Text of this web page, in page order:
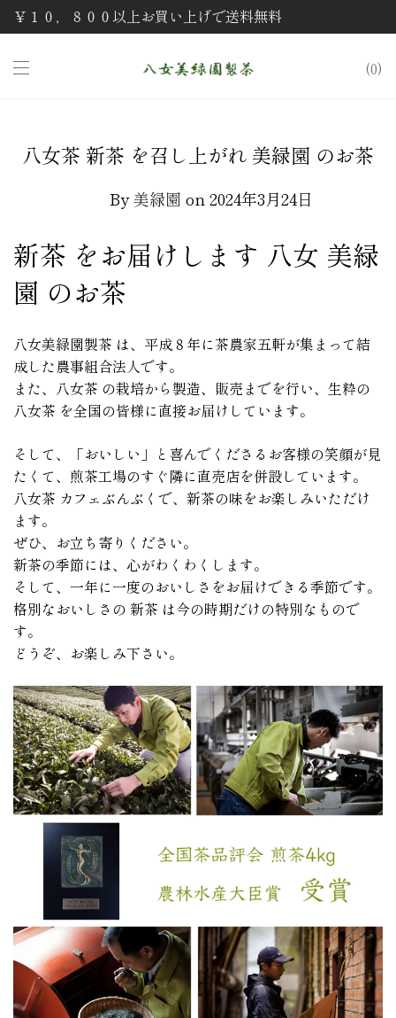
￥１０，８００以上お買い上げで送料無料
0
八女茶 新茶 を召し上がれ 美緑園 のお茶
By美緑園 on 2024年3月24日
新茶 をお届けします 八女 美緑
園 のお茶
八女美緑園製茶 は、平成８年に茶農家五軒が集まって結
成した農事組合法人です。
また、八女茶 の栽培から製造、販売までを行い、生粋の
八女茶 を全国の皆様に直接お届けしています。
そして、「おいしい」と喜んでくださるお客様の笑顔が見
たくて、煎茶工場のすぐ隣に直売店を併設しています。
八女茶 カフェぶんぶくで、新茶の味をお楽しみいただけ
ます。
ぜひ、お立ち寄りください。
新茶の季節には、心がわくわくします。
そして、一年に一度のおいしさをお届けできる季節です。
格別なおいしさの 新茶 は今の時期だけの特別なもので
す。
どうぞ、お楽しみ下さい。